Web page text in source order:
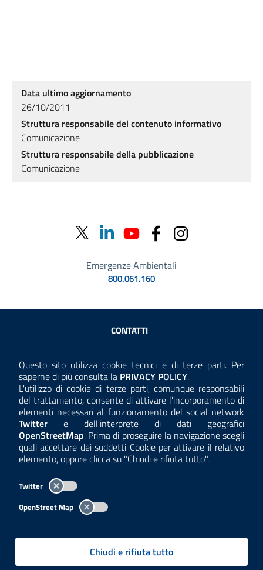
Questo sito utilizza cookie tecnici e di terze parti. Per
saperne di più consulta la Consulta la
PRIVACY POLICY.
L'utilizzo di cookie di terze parti, comunque responsabili
del trattamento, consente di attivare l'incorporamento di
elementi necessari al funzionamento del social network
Twitter e dell'interprete di dati geografici
OpenStreetMap. Prima di proseguire la navigazione scegli
quali accettare dei suddetti Cookie per attivare il relativo
elemento, oppure clicca su "Chiudi e rifiuta tutto".
Twitter
OpenStreet Map
Chiudi e rifiuta tutto
Data ultimo aggiornamento
26/10/2011
Struttura responsabile del contenuto informativo
Comunicazione
Struttura responsabile della pubblicazione
Comunicazione
Emergenze Ambientali
800.061.160
Sezione Link Utili
CONTATTI
ANTICORRUZIONE
ACCESSIBILITÀ
COOKIE E PRIVACY
TEMI A-Z
Per l'utilizzo del logo e dei dati fare riferimento al regolamento
consultabile aquesta pagina